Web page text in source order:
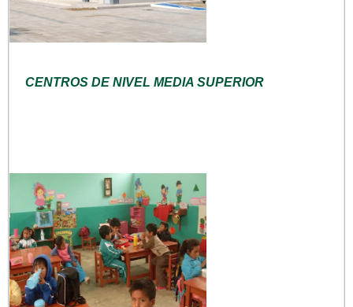
CENTROS DE NIVEL MEDIA SUPERIOR